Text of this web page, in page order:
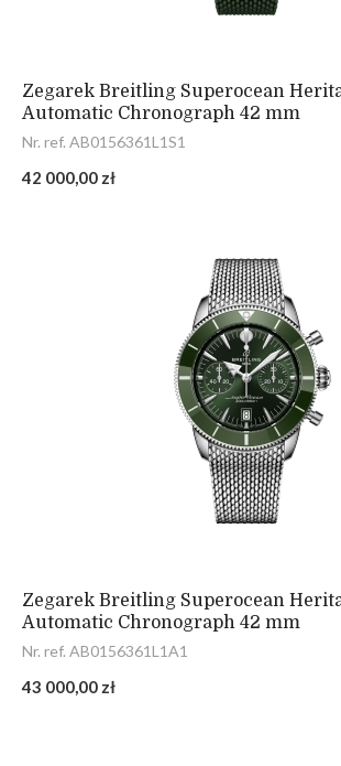
Zegarek Breitling Superocean
Automatic Chronograph 42 mm
Nr. ref. AB0156361L1S1
42 000,00 zł
Zegarek Breitling Superocean
Automatic Chronograph 42 mm
Nr. ref. AB0156361L1A1
43 000,00 zł